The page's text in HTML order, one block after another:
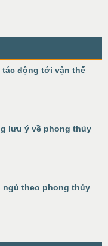
động tới vận thế
lưu ý về phong thủy
ngủ theo phong thủy